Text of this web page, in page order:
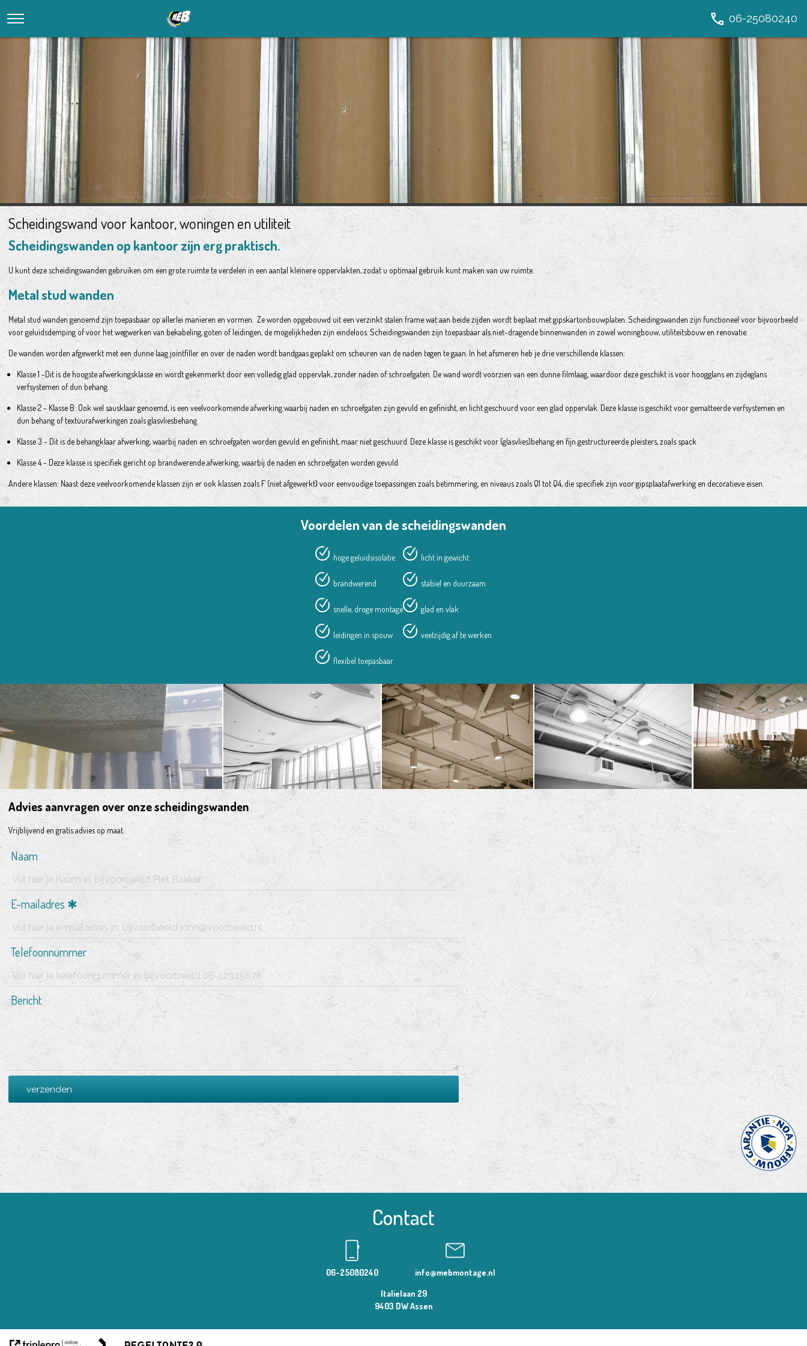
call 06-25080240
Scheidingswand voor kantoor, woningen en utiliteit
Scheidingswanden op kantoor zijn erg praktisch.
U kunt deze scheidingswanden gebruiken om een grote ruimte te verdelen in een aantal kleinere oppervlakten, zodat u optimaal gebruik kunt maken van uw ruimte.
Metal stud wanden
Metal stud wanden genoemd zijn toepasbaar op allerlei manieren en vormen. Ze worden opgebouwd uit een verzinkt stalen frame wat aan beide zijden wordt beplaat met gipskartonbouwplaten. Scheidingswanden zijn functioneel voor bijvoorbeeld
voor geluidsdemping of voor het wegwerken van bekabeling, goten of leidingen, de mogelijkheden zijn eindeloos. Scheidingswanden zijn toepasbaar als niet-dragende binnenwanden in zowel woningbouw, utiliteitsbouw en renovatie.
De wanden worden afgewerkt met een dunne laag jointfiller en over de naden wordt bandgaas geplakt om scheuren van de naden tegen te gaan. In het afsmeren heb je drie verschillende klassen:
Klasse 1 -Dit is de hoogste afwerkingsklasse en wordt gekenmerkt door een volledig glad oppervlak, zonder naden of schroefgaten. De wand wordt voorzien van een dunne filmlaag, waardoor deze geschikt is voor hoogglans en zijdeglans
verfsystemen of dun behang
Klasse 2 - Klasse B: Ook wel sausklaar genoemd, is een veelvoorkomende afwerking waarbij naden en schroefgaten zijn gevuld en gefinisht, en licht geschuurd voor een glad oppervlak. Deze klasse is geschikt voor gematteerde verfsystemen en
dun behang of textuurafwerkingen zoals glasvliesbehang
Klasse 3 - Dit is de behangklaar afwerking, waarbij naden en schroefgaten worden gevuld en gefinisht, maar niet geschuurd. Deze klasse is geschikt voor (glasvlies)behang en fijn gestructureerde pleisters, zoals spack
Klasse 4 - Deze klasse is specifiek gericht op brandwerende afwerking, waarbij de naden en schroefgaten worden gevuld
Andere klassen: Naast deze veelvoorkomende klassen zijn er ook klassen zoals F (niet afgewerkt) voor eenvoudige toepassingen zoals betimmering, en niveaus zoals Q1 tot Q4, die specifiek zijn voor gipsplaatafwerking en decoratieve eisen.
Voordelen van de scheidingswanden
hoge geluidsisolatie
brandwerend
snelle, droge montage
leidingen in spouw
flexibel toepasbaar
licht in gewicht
stabiel en duurzaam
glad en vlak
veelzijdig af te werken
Advies aanvragen over onze scheidingswanden
Vrijblijvend en gratis advies op maat.
Naam
E-mailadres
Telefoonnummer
Bericht
Contact
phone_iphone
06-25080240
mail
info@mebmontage.nl
Italielaan 29
9403 DW Assen